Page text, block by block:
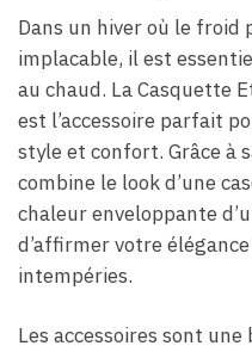
Dans un hiver où le
implacable, il est
au chaud. La Casquette
est l’accessoire parfait
style et confort. Grâce à
combine le look d’une
chaleur enveloppante
d’affirmer votre
intempéries.
Les accessoires sont